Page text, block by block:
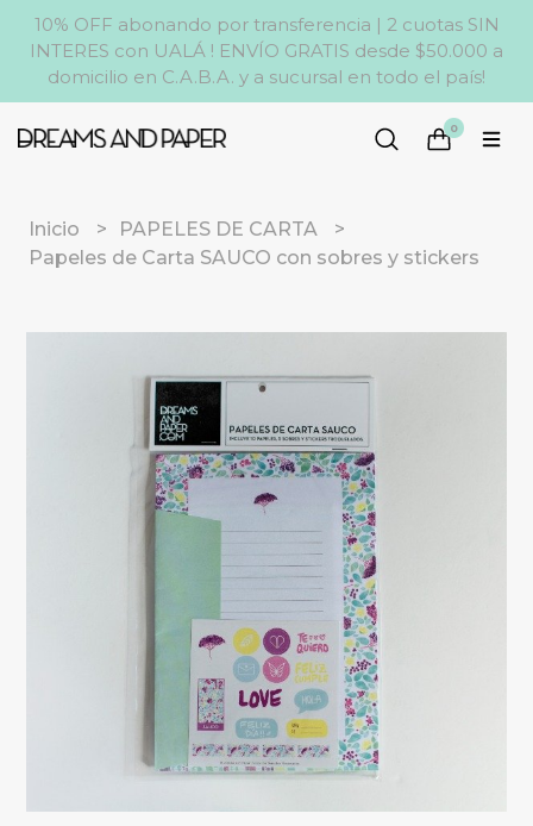
10% OFF abonando por transferencia | 2 cuotas SIN
INTERES con UALÁ ! ENVÍO GRATIS desde $50.000 a
domicilio en C.A.B.A. y a sucursal en todo el país!
0
Inicio
PAPELES DE CARTA
Papeles de Carta SAUCO con sobres y stickers